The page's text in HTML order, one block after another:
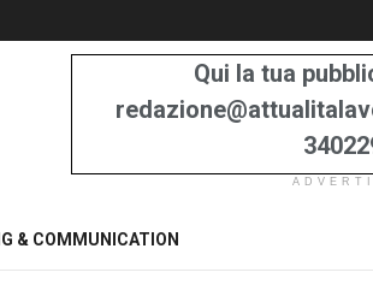
Qui la tua
& COMMUNICATION